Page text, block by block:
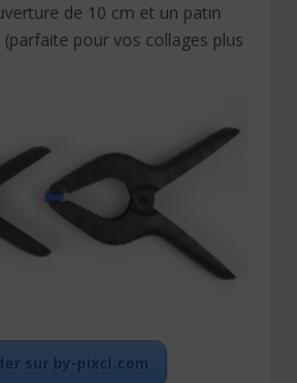
de 10 cm et un patin
(parfaite pour vos collages plus
sur by-pixcl.com